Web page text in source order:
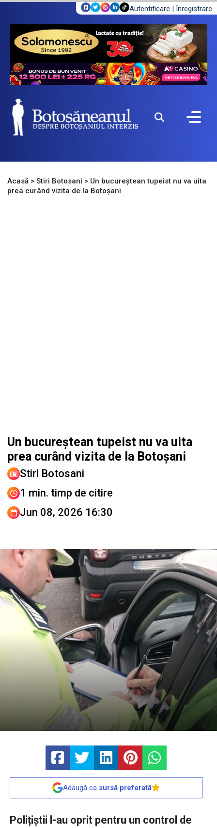
Autentificare | Înregistrare
Acasă > Stiri Botosani > Un bucureștean tupeist nu va uita
prea curând vizita de la Botoșani
Un bucureștean tupeist nu va uita
prea curând vizita de la Botoșani
Stiri Botosani
1 min. timp de citire
Jun 08, 2026 16:30
Adaugă ca sursă preferată
Polițiștii l-au oprit pentru un control de